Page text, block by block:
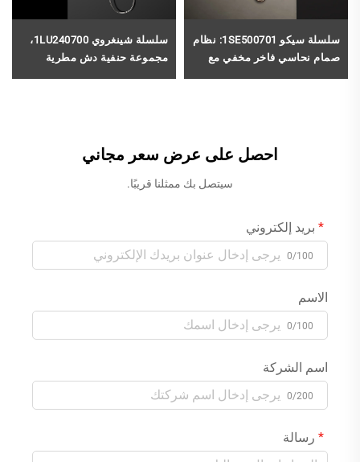
سلسلة سيكو 1SE500701: نظام
صمام نحاسي فاخر مخفي مع
سلسلة شينغروي 1LU240700،
مجموعة حنفية دش مطرية
احصل على عرض سعر مجاني
سيتصل بك ممثلنا قريبًا.
بريد إلكتروني
0/100
الاسم
0/100
اسم الشركة
0/200
رسالة